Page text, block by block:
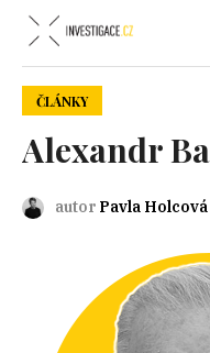
ČLÁNKY
Alexandr
autor Pavla Holcová